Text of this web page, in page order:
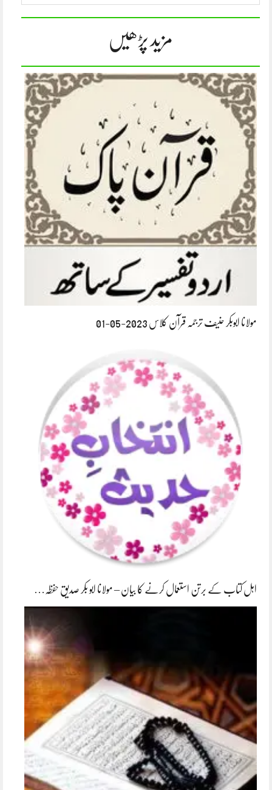
مزید پڑھیں
مولانا ابوبکر حنیف ترجمہ قرآن کلاس 2023-05-01
اہل کتاب کے برتن استعمال کرنے کا بیان – مولانا ابو بکر صدیق حفظہ…